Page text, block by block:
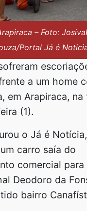
– Foto:
Portal Já é
a um home
em Arapiraca, na
(1).
o Já é
carro saía do
comercial para
Deodoro da
bairro